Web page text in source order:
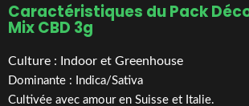
Caractéristiques du Pack
Mix CBD 3g
Culture : Indoor et Greenhouse
Dominante : Indica/Sativa
Cultivée avec amour en Suisse et Italie.